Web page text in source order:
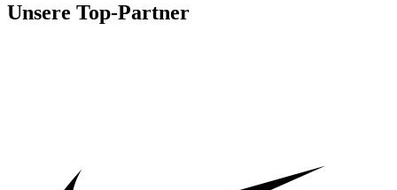
Unsere Top-Partner